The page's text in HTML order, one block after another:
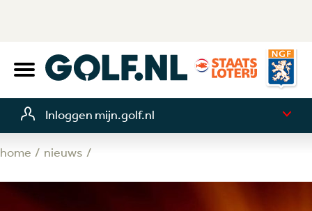
Inloggen mijn.golf.nl
home nieuws